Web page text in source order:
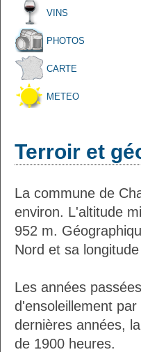
VINS
PHOTOS
CARTE
METEO
Terroir et
La commune de
environ. L'altitude
952 m.
Nord et sa
Les années
d'ensoleillement
dernières années,
de 1900 heures.